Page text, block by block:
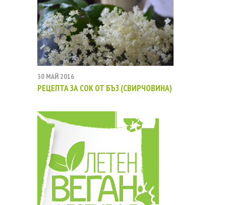
30 МАЙ 2016
РЕЦЕПТА ЗА СОК ОТ БЪЗ (СВИРЧОВИНА)